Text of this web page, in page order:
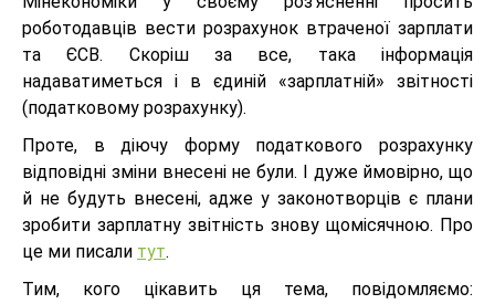
роботодавців вести розрахунок втраченої зарплати
та ЄСВ. Скоріш за все, така інформація
надаватиметься і в єдиній «зарплатній» звітності
(податковому розрахунку).
Проте, в діючу форму податкового розрахунку
відповідні зміни внесені не були. І дуже ймовірно, що
й не будуть внесені, адже у законотворців є плани
зробити зарплатну звітність знову щомісячною. Про
це ми писали тут.
Тим, кого цікавить ця тема, повідомляємо: